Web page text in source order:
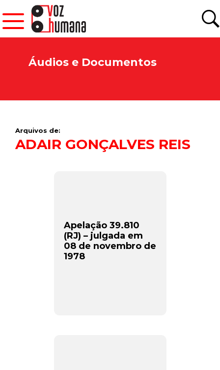
Áudios e Documentos
Arquivos de:
ADAIR GONÇALVES REIS
Apelação 39.810
(RJ) – julgada em
08 de novembro de
1978